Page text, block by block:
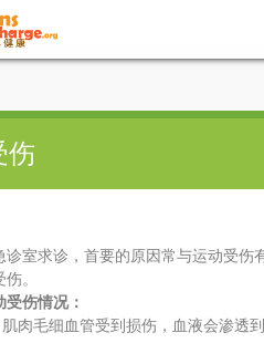
伤
诊室求诊，首要的原因常与运动受
。
伤情况：
肉毛细血管受到损伤，血液会渗透